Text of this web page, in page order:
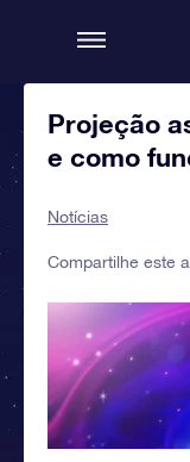
Projeção
e como
Notícias
Compartilhe este